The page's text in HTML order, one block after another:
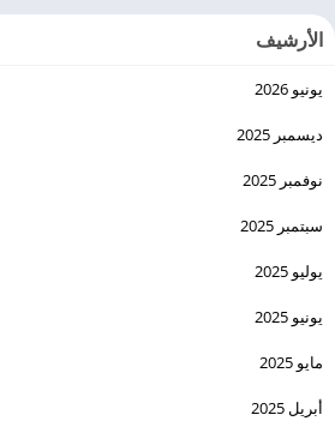
الأرشيف
يونيو 2026
ديسمبر 2025
نوفمبر 2025
سبتمبر 2025
يوليو 2025
يونيو 2025
مايو 2025
أبريل 2025